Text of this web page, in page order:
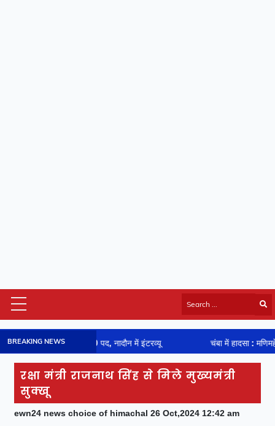
Himachal Latest
HP Board Results
National
Video
Viral News
Photos
BREAKING NEWS
नादौन में इंटरव्यू चंबा में हादसा : मणिमहेश श्रद्धालुओं की थार पर गिरा
रक्षा मंत्री राजनाथ सिंह से मिले मुख्यमंत्री
सुक्खू
ewn24 news choice of himachal 26 Oct,2024 12:42 am